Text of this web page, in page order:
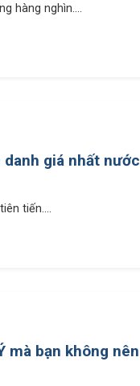
hàng nghìn....
giá nhất nước
tiến....
mà bạn không nên